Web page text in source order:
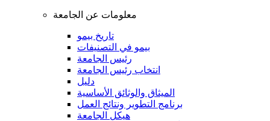
معلومات عن الجامعة
تاريخ بيمو
بيمو في التصنيفات
رئيس الجامعة
انتخاب رئيس الجامعة
دليل
الميثاق والوثائق الأساسية
برنامج التطوير ونتائج العمل
هيكل الجامعة